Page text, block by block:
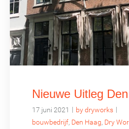
Nieuwe Uitleg
17 juni 2021 | by dryworks |
bouwbedrijf, Den Haag, Dry